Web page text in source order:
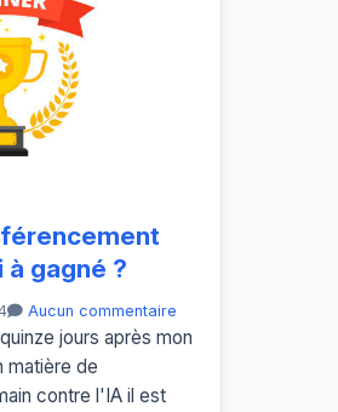
à gagné ?
Aucun commentaire
jours après mon
matière de
contre l'IA il est